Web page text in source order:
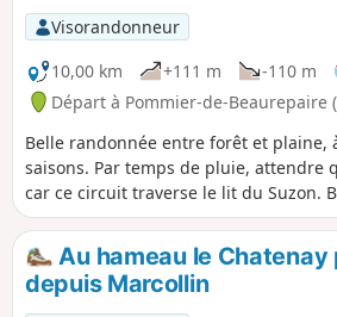
Visorandonneur
10,00 km
+111 m -110 m
Départ à Pommier-de-Beaurepaire
Belle randonnée entre forêt et plaine,
saisons. Par temps de pluie, attendre
car ce circuit traverse le lit du Suzon.
Saint-Barthélémy et Beaurepaire, une
agréable d'être dans la nature loin de
la partie qui longe le Suzon.
voir informations pratiques. A TOUS LES
Au hameau le Chatenay
depuis Marcollin